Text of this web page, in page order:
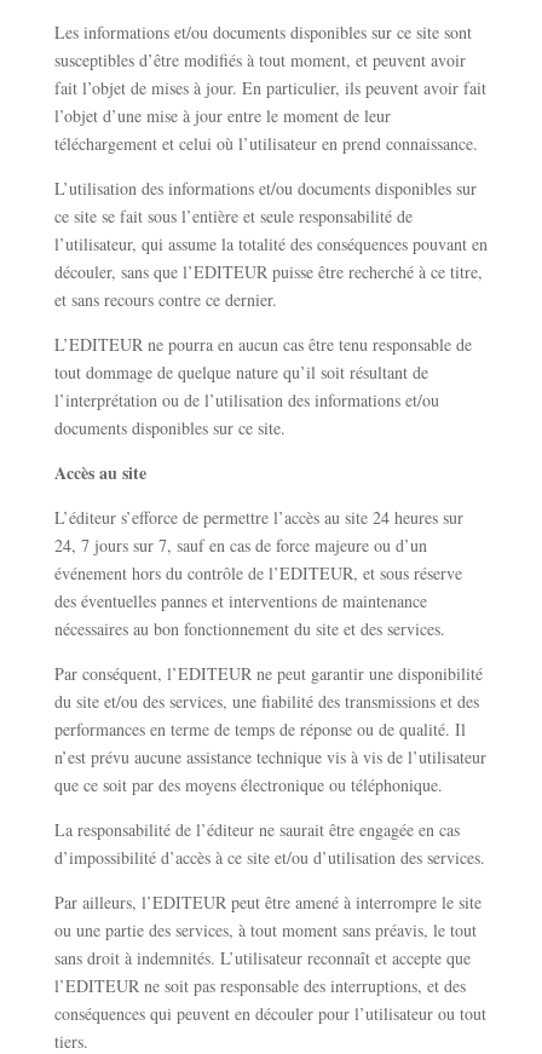
Les informations et/ou documents disponibles sur ce site sont
susceptibles d’être modifiés à tout moment, et peuvent avoir
fait l’objet de mises à jour. En particulier, ils peuvent avoir fait
l’objet d’une mise à jour entre le moment de leur
téléchargement et celui où l’utilisateur en prend connaissance.
L’utilisation des informations et/ou documents disponibles sur
ce site se fait sous l’entière et seule responsabilité de
l’utilisateur, qui assume la totalité des conséquences pouvant en
découler, sans que l’EDITEUR puisse être recherché à ce titre,
et sans recours contre ce dernier.
L’EDITEUR ne pourra en aucun cas être tenu responsable de
tout dommage de quelque nature qu’il soit résultant de
l’interprétation ou de l’utilisation des informations et/ou
documents disponibles sur ce site.
Accès au site
L’éditeur s’efforce de permettre l’accès au site 24 heures sur
24, 7 jours sur 7, sauf en cas de force majeure ou d’un
événement hors du contrôle de l’EDITEUR, et sous réserve
des éventuelles pannes et interventions de maintenance
nécessaires au bon fonctionnement du site et des services.
Par conséquent, l’EDITEUR ne peut garantir une disponibilité
du site et/ou des services, une fiabilité des transmissions et des
performances en terme de temps de réponse ou de qualité. Il
n’est prévu aucune assistance technique vis à vis de l’utilisateur
que ce soit par des moyens électronique ou téléphonique.
La responsabilité de l’éditeur ne saurait être engagée en cas
d’impossibilité d’accès à ce site et/ou d’utilisation des services.
Par ailleurs, l’EDITEUR peut être amené à interrompre le site
ou une partie des services, à tout moment sans préavis, le tout
sans droit à indemnités. L’utilisateur reconnaît et accepte que
l’EDITEUR ne soit pas responsable des interruptions, et des
conséquences qui peuvent en découler pour l’utilisateur ou tout
tiers.